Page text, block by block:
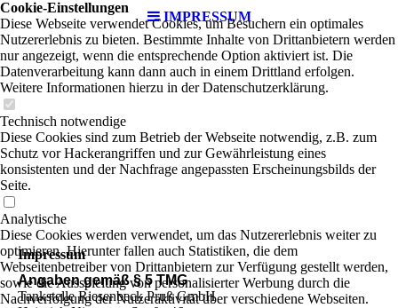
IMPRESSUM
Impressum
Angaben gemäß § 5 TMG
Tankstelle Riesenbeck Pruß GmbH
Cookie-Einstellungen
Diese Webseite verwendet Cookies, um Besuchern ein optimales
Nutzererlebnis zu bieten. Bestimmte Inhalte von Drittanbietern werden
nur angezeigt, wenn die entsprechende Option aktiviert ist. Die
Datenverarbeitung kann dann auch in einem Drittland erfolgen.
Weitere Informationen hierzu in der Datenschutzerklärung.
Technisch notwendige
Diese Cookies sind zum Betrieb der Webseite notwendig, z.B. zum
Schutz vor Hackerangriffen und zur Gewährleistung eines
konsistenten und der Nachfrage angepassten Erscheinungsbilds der
Seite.
Analytische
Diese Cookies werden verwendet, um das Nutzererlebnis weiter zu
optimieren. Hierunter fallen auch Statistiken, die dem
Webseitenbetreiber von Drittanbietern zur Verfügung gestellt werden,
sowie die Ausspielung von personalisierter Werbung durch die
Nachverfolgung der Nutzeraktivität über verschiedene Webseiten.